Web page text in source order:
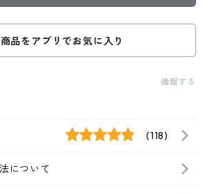
商品をアプリでお気に入り
通報する
(118)
について